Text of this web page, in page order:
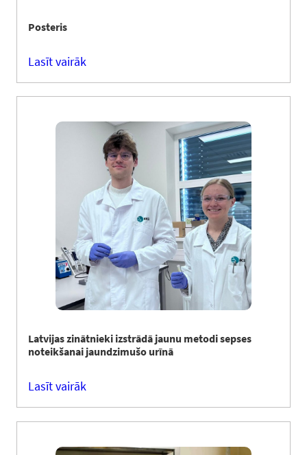
Posteris
Lasīt vairāk
Latvijas zinātnieki izstrādā jaunu metodi sepses
noteikšanai jaundzimušo urīnā
Lasīt vairāk